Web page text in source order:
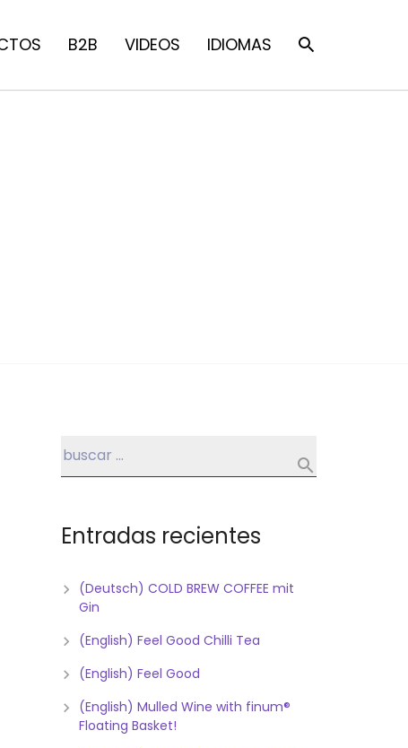
B2B VIDEOS IDIOMAS
Entradas recientes
(Deutsch) COLD BREW COFFEE mit
Gin
(English) Feel Good Chilli Tea
(English) Feel Good
(English) Mulled Wine with finum®
Floating Basket!